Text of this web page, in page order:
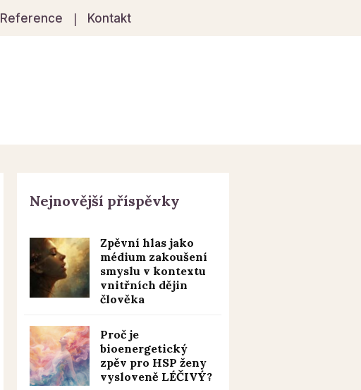
Reference Kontakt
Nejnovější příspěvky
Zpěvní hlas jako
médium zakoušení
smyslu v kontextu
vnitřních dějin
člověka
Proč je
bioenergetický
zpěv pro HSP ženy
vysloveně LÉČIVÝ?